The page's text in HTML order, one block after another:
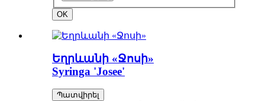
OK
Եղրևանի «Ջոսի»
Syringa 'Josee'
Պատվիրել